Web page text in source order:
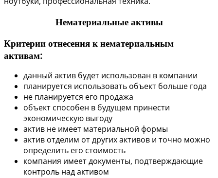
Нематериальные активы
Критерии отнесения к нематериальным
активам:
данный актив будет использован в компании
планируется использовать объект больше года
не планируется его продажа
объект способен в будущем принести
экономическую выгоду
актив не имеет материальной формы
актив отделим от других активов и точно можно
определить его стоимость
компания имеет документы, подтверждающие
контроль над активом